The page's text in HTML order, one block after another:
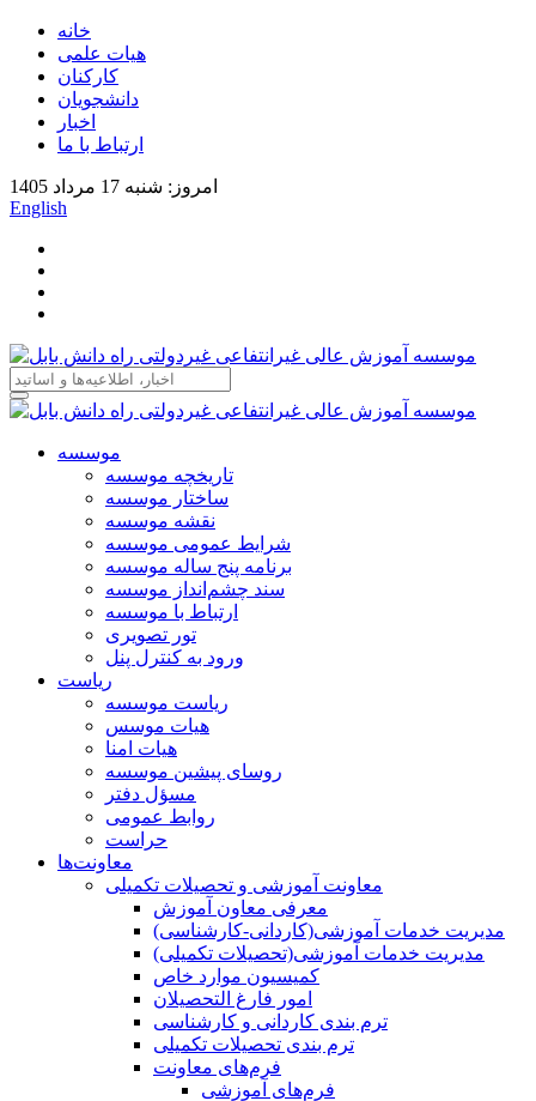
خانه
هیات علمی
کارکنان
دانشجویان
اخبار
ارتباط با ما
امروز: شنبه 17 مرداد 1405
English
موسسه
تاریخچه موسسه
ساختار موسسه
نقشه موسسه
شرایط عمومی موسسه
برنامه پنج ساله موسسه
سند چشم‌انداز موسسه
ارتباط با موسسه
تور تصویری
ورود به کنترل پنل
ریاست
ریاست موسسه
هیات موسس
هیات امنا
روسای پیشین موسسه
مسؤل دفتر
روابط عمومی
حراست
معاونت‌ها
معاونت آموزشی و تحصیلات تکمیلی
معرفی معاون آموزش
مدیریت خدمات آموزشی(کاردانی-کارشناسی)
مدیریت خدمات آموزشی(تحصیلات تکمیلی)
کمیسیون موارد خاص
امور فارغ التحصیلان
ترم بندی کاردانی و کارشناسی
ترم بندی تحصیلات تکمیلی
فرم‌های معاونت
فرم‌های آموزشی